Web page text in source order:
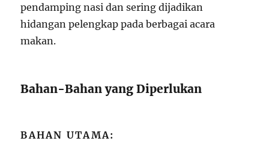
pendamping nasi dan sering dijadikan
hidangan pelengkap pada berbagai acara
makan.
Bahan-Bahan yang Diperlukan
BAHAN UTAMA: